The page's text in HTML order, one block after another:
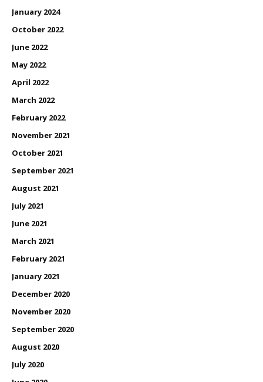
January 2024
October 2022
June 2022
May 2022
April 2022
March 2022
February 2022
November 2021
October 2021
September 2021
August 2021
July 2021
June 2021
March 2021
February 2021
January 2021
December 2020
November 2020
September 2020
August 2020
July 2020